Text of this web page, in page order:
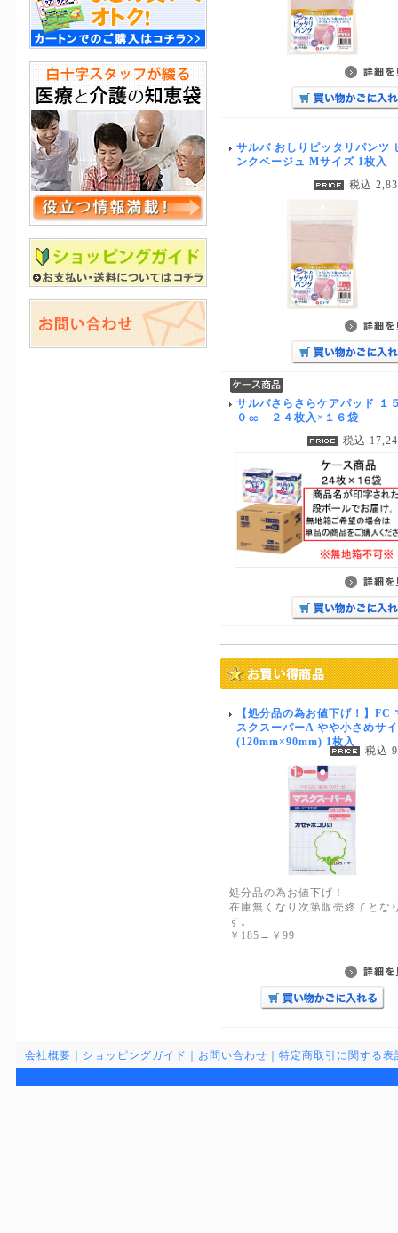
サルバ おしりピッタリパンツ
ンクベージュ Mサイズ 1枚入
税込
サルバさらさらケアパッド １
０㏄ ２４枚入×１６袋
税込
【処分品の為お値下げ！】FC
スクスーパーA やや小さめサ
(120mm×90mm) 1枚入
税込
処分品の為お値下げ！
在庫無くなり次第販売終了とな
す。
￥185→￥99
会社概要 ショッピングガイド お問い合わせ 特定商取引に関する表